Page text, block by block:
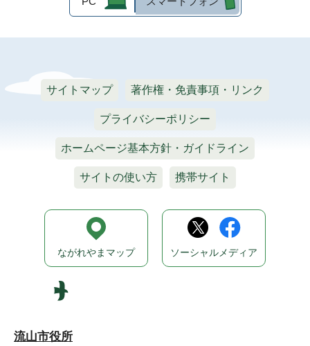
サイトマップ 著作権・免責事項・リンク
プライバシーポリシー
ホームページ基本方針・ガイドライン
サイトの使い方 携帯サイト
流山市役所
ながれやまマップ ソーシャルメディア